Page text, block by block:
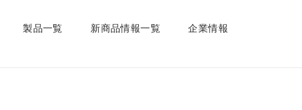
製品一覧 新商品情報一覧 企業情報